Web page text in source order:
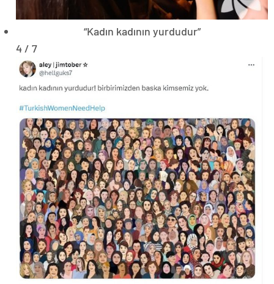
“Kadın kadının yurdudur”
4 / 7